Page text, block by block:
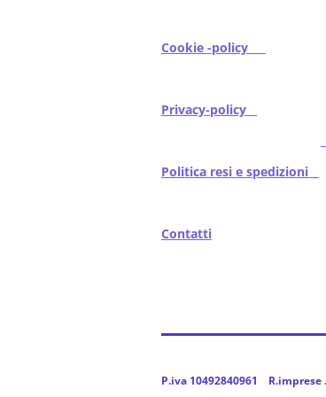
Cookie -policy
Privacy-policy
Politica resi e spedizioni
Contatti
P.iva 10492840961 R.imprese